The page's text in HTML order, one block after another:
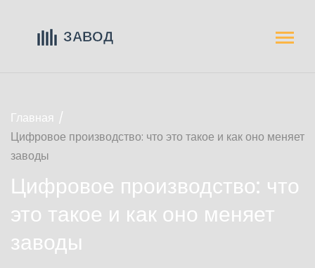
Главная
Цифровое производство: что это такое и как оно меняет
заводы
Цифровое производство: что
это такое и как оно меняет
заводы